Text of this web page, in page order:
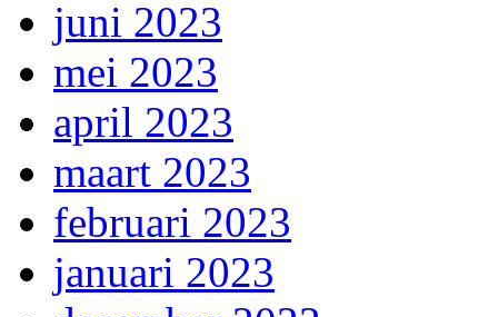
juni 2023
mei 2023
april 2023
maart 2023
februari 2023
januari 2023